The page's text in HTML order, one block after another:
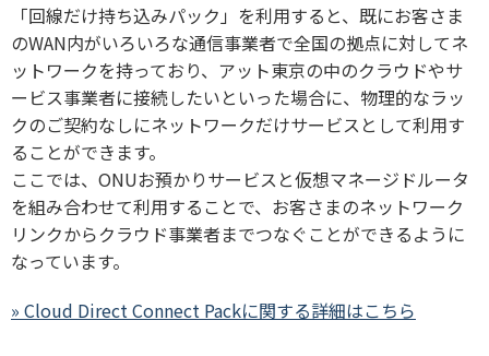
「回線だけ持ち込みパック」を利用すると、既にお客さま
のWAN内がいろいろな通信事業者で全国の拠点に対してネ
ットワークを持っており、アット東京の中のクラウドやサ
ービス事業者に接続したいといった場合に、物理的なラッ
クのご契約なしにネットワークだけサービスとして利用す
ることができます。
ここでは、ONUお預かりサービスと仮想マネージドルータ
を組み合わせて利用することで、お客さまのネットワーク
リンクからクラウド事業者までつなぐことができるように
なっています。
» Cloud Direct Connect Packに関する詳細はこちら